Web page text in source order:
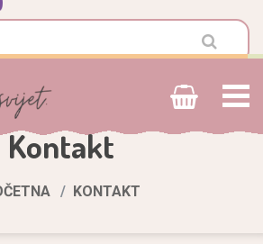
Kontakt
KONTAKT